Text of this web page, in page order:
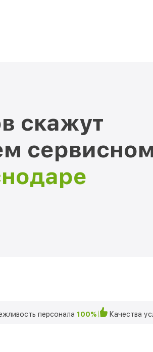
скажут
персонала 100% Качества